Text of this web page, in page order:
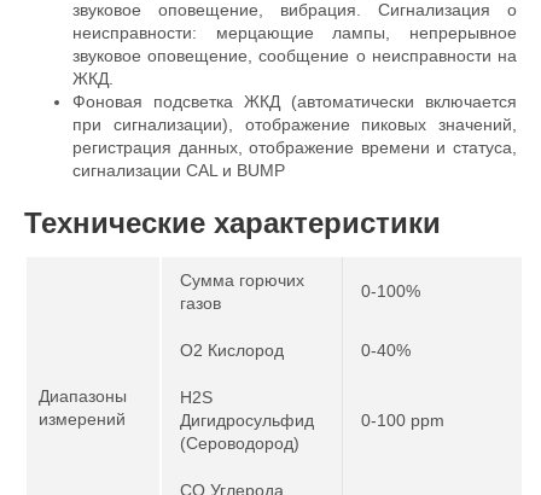
звуковое оповещение, вибрация. Сигнализация о
неисправности: мерцающие лампы, непрерывное
звуковое оповещение, сообщение о неисправности на
ЖКД.
Фоновая подсветка ЖКД (автоматически включается
при сигнализации), отображение пиковых значений,
регистрация данных, отображение времени и статуса,
сигнализации CAL и BUMP
Технические характеристики
Диапазоны
измерений
Сумма горючих
газов
0-100%
O2 Кислород 0-40%
H2S
Дигидросульфид
(Сероводород)
0-100 ppm
CO Углерода